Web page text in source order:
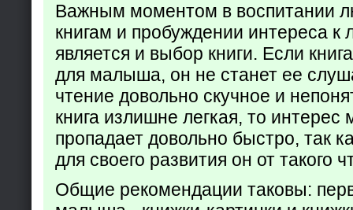
Важным моментом в воспитании
книгам и пробуждении интереса к
является и выбор книги. Если
для малыша, он не станет ее
чтение довольно скучное и
книга излишне легкая, то
пропадает довольно быстро, так
для своего развития он от такого
Общие рекомендации таковы: